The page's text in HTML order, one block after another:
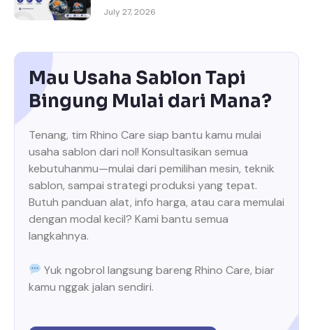
July 27, 2026
Mau Usaha Sablon Tapi
Bingung Mulai dari Mana?
Tenang, tim Rhino Care siap bantu kamu mulai
usaha sablon dari nol! Konsultasikan semua
kebutuhanmu—mulai dari pemilihan mesin, teknik
sablon, sampai strategi produksi yang tepat.
Butuh panduan alat, info harga, atau cara memulai
dengan modal kecil? Kami bantu semua
langkahnya.
Yuk ngobrol langsung bareng Rhino Care, biar
kamu nggak jalan sendiri.